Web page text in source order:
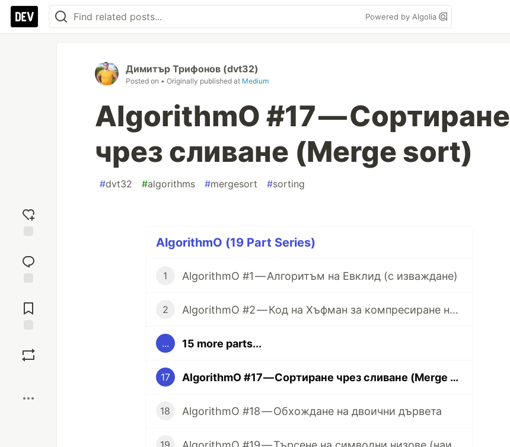
Powered by Algolia
reaction
Comments
Димитър Трифонов (dvt32)
Posted on • Originally published at Medium
AlgorithmO #17 — Сортиране
чрез сливане (Merge sort)
#dvt32 #algorithms #mergesort #sorting
AlgorithmO (19 Part Series)
1 AlgorithmO #1 — Алгоритъм на Евклид (с изваждане)
2 AlgorithmO #2 — Код на Хъфман за компресиране на данни
... 15 more parts...
17 AlgorithmO #17 — Сортиране чрез сливане (Merge sort)
18 AlgorithmO #18 — Обхождане на двоични дървета
19